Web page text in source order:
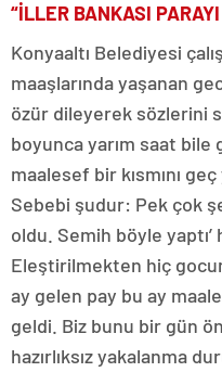
“İLLER BANKASI
Konyaaltı Belediyesi
maaşlarında yaşanan
özür dileyerek sözlerini
boyunca yarım saat bile
maalesef bir kısmını
Sebebi şudur: Pek çok
oldu. Semih böyle yaptı’
Eleştirilmekten hiç
ay gelen pay bu ay
geldi. Biz bunu bir gün
hazırlıksız yakalanma